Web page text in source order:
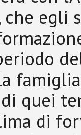
egli
quei
di